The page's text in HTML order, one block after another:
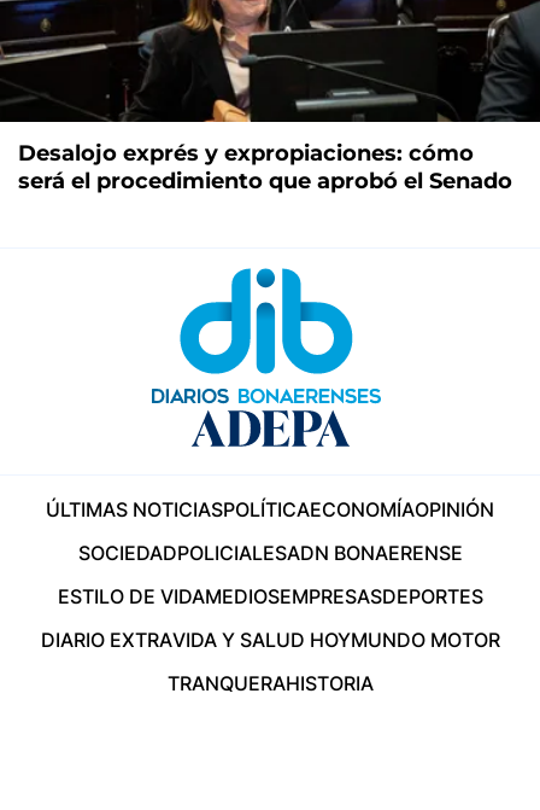
Desalojo exprés y expropiaciones: cómo
será el procedimiento que aprobó el Senado
ÚLTIMAS NOTICIASPOLÍTICAECONOMÍAOPINIÓN
SOCIEDADPOLICIALESADN BONAERENSE
ESTILO DE VIDAMEDIOSEMPRESASDEPORTES
DIARIO EXTRAVIDA Y SALUD HOYMUNDO MOTOR
TRANQUERAHISTORIA